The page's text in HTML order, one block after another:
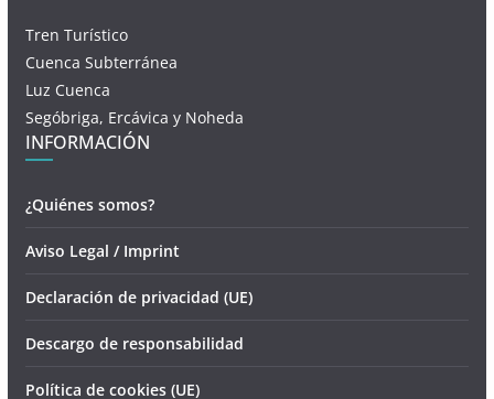
Tren Turístico
Cuenca Subterránea
Luz Cuenca
Segóbriga, Ercávica y Noheda
INFORMACIÓN
¿Quiénes somos?
Aviso Legal / Imprint
Declaración de privacidad (UE)
Descargo de responsabilidad
Política de cookies (UE)